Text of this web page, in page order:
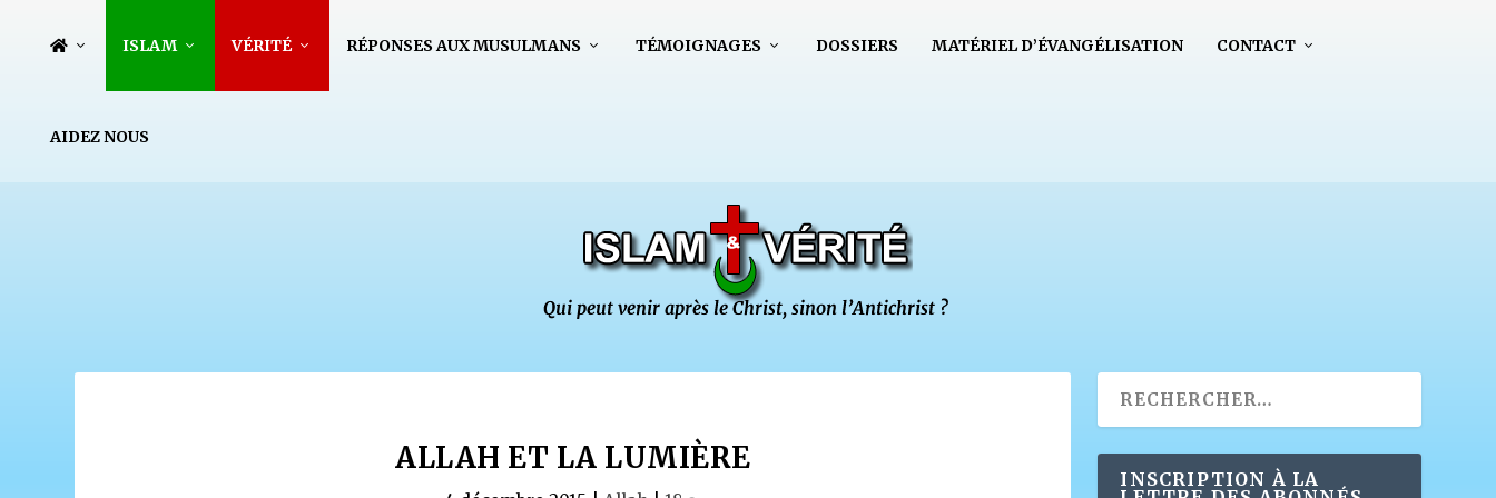
ISLAM VÉRITÉ RÉPONSES AUX MUSULMANS TÉMOIGNAGES DOSSIERS MATÉRIEL D’ÉVANGÉLISATION CONTACT
AIDEZ NOUS
ALLAH ET LA LUMIÈRE
INSCRIPTION À LA